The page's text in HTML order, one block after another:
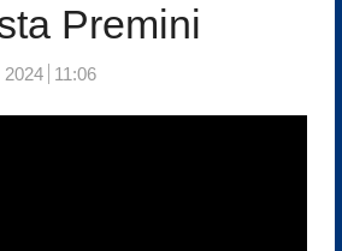
Premini
2024 11:06